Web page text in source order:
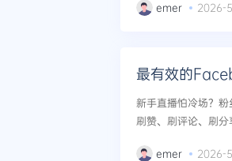
emer 2026-
最有效的
新手直播怕冷场？
刷赞、刷评论、刷
emer 2026-